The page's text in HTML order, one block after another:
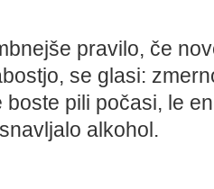
pravilo, če
se glasi:
boste pili počasi, le
alkohol.